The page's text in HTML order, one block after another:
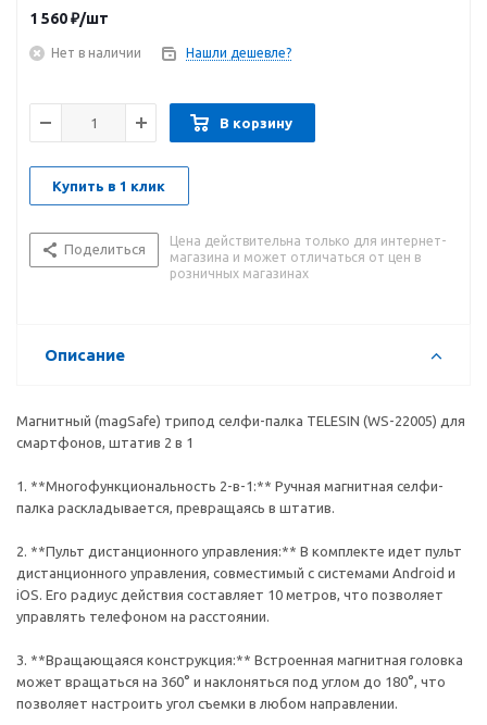
1 560₽/шт
Нет в наличии Нашли дешевле?
В корзину
Купить в 1 клик
Поделиться
Цена действительна только для интернет-
магазина и может отличаться от цен в
розничных магазинах
Описание
Магнитный (magSafe) трипод селфи-палка TELESIN (WS-22005) для
смартфонов, штатив 2 в 1
1. **Многофункциональность 2-в-1:** Ручная магнитная селфи-
палка раскладывается, превращаясь в штатив.
2. **Пульт дистанционного управления:** В комплекте идет пульт
дистанционного управления, совместимый с системами Android и
iOS. Его радиус действия составляет 10 метров, что позволяет
управлять телефоном на расстоянии.
3. **Вращающаяся конструкция:** Встроенная магнитная головка
может вращаться на 360° и наклоняться под углом до 180°, что
позволяет настроить угол съемки в любом направлении.